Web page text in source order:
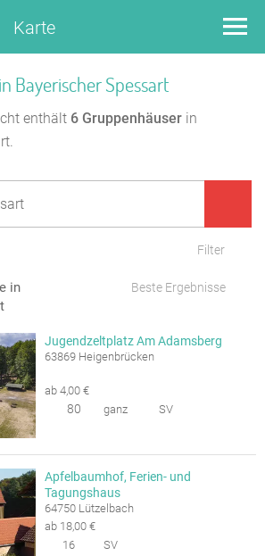
Karte
Bayerischer Spessart
enthält 6 Gruppenhäuser in
Filter
in
Beste Ergebnisse
Jugendzeltplatz Am Adamsberg
63869 Heigenbrücken
ab 4,00 €
80 ganz SV
Apfelbaumhof, Ferien- und
Tagungshaus
64750 Lützelbach
ab 18,00 €
16
SV